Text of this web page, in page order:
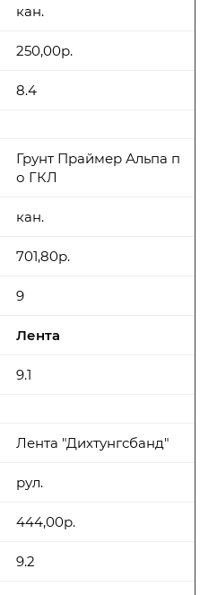
кан.
250,00р.
8.4
Грунт Праймер Альпа п
о ГКЛ
кан.
701,80р.
9
Лента
9.1
Лента "Дихтунгсбанд"
рул.
444,00р.
9.2